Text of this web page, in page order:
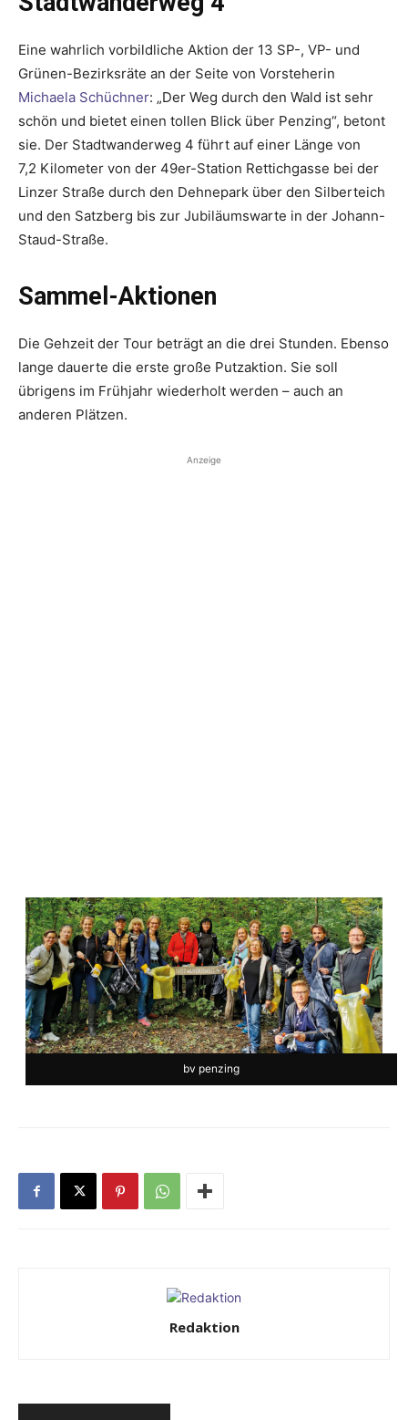
Eine wahrlich vorbil­d­liche Aktion der 13 SP-, VP- und
Grünen-Bezirksräte an der Seite von Vorsteherin ­
Michaela Schüchner: „Der Weg durch den Wald ist sehr
schön und bietet einen tollen Blick über Penzing“, betont
sie. Der Stadtwanderweg 4 führt auf einer Länge von
7,2 Kilometer von der 49er-Station Rettichgasse bei der
Linzer Straße durch den Dehnepark über den Silber­teich
und den Satzberg bis zur Jubiläumswarte in der Johann-
Staud-Straße.
Sammel-Aktionen
Die Gehzeit der Tour beträgt an die drei Stunden. Ebenso
lange dauerte die erste große Putzaktion. Sie soll
übrigens im Frühjahr wiederholt ­werden – auch an
anderen ­Plätzen.
Anzeige
bv penzing
Redaktion